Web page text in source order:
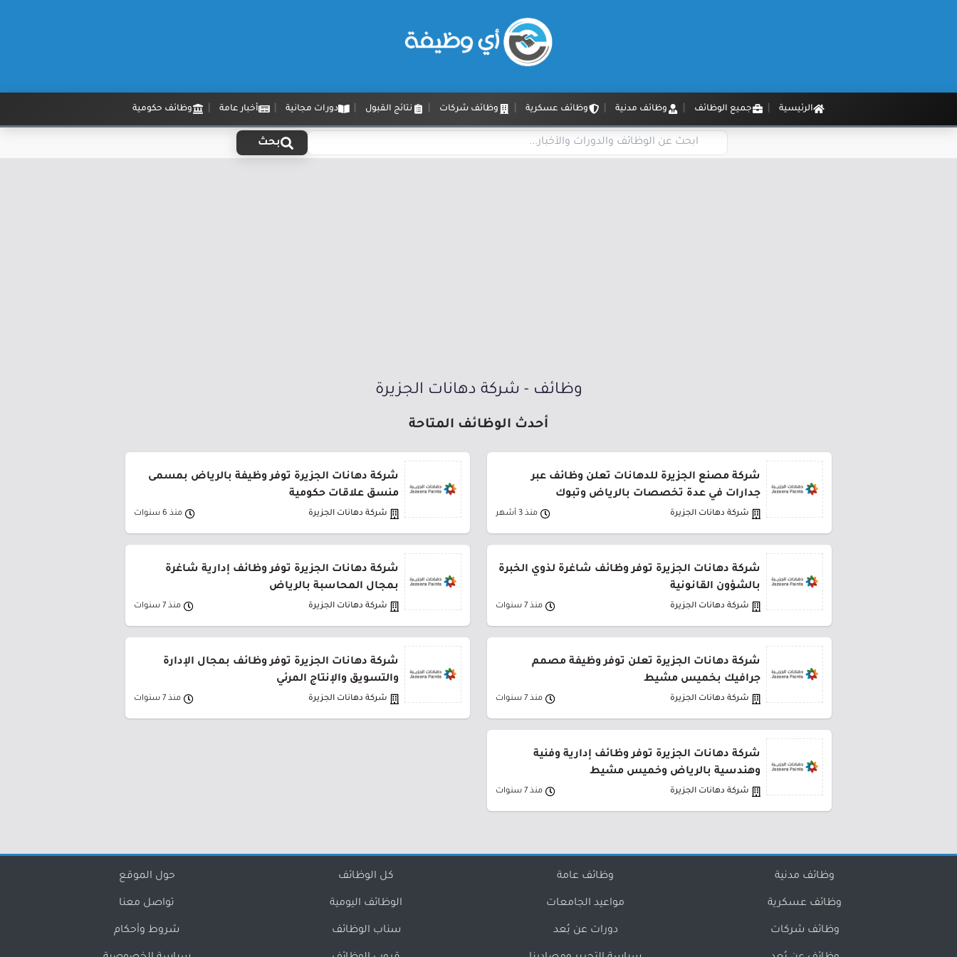
الرئيسية جميع الوظائف وظائف مدنية وظائف عسكرية وظائف شركات نتائج القبول دورات مجانية أخبار عامة وظائف حكومية
بحث
وظائف - شركة دهانات الجزيرة
أحدث الوظائف المتاحة
شركة مصنع الجزيرة للدهانات تعلن وظائف عبر
جدارات في عدة تخصصات بالرياض وتبوك
شركة دهانات الجزيرة منذ 3 أشهر
شركة دهانات الجزيرة توفر وظيفة بالرياض بمسمى
منسق علاقات حكومية
شركة دهانات الجزيرة منذ 6 سنوات
شركة دهانات الجزيرة توفر وظائف شاغرة لذوي الخبرة
بالشؤون القانونية
شركة دهانات الجزيرة منذ 7 سنوات
شركة دهانات الجزيرة توفر وظائف إدارية شاغرة
بمجال المحاسبة بالرياض
شركة دهانات الجزيرة منذ 7 سنوات
شركة دهانات الجزيرة تعلن توفر وظيفة مصمم
جرافيك بخميس مشيط
شركة دهانات الجزيرة منذ 7 سنوات
شركة دهانات الجزيرة توفر وظائف بمجال الإدارة
والتسويق والإنتاج المرئي
شركة دهانات الجزيرة منذ 7 سنوات
شركة دهانات الجزيرة توفر وظائف إدارية وفنية
وهندسية بالرياض وخميس مشيط
شركة دهانات الجزيرة منذ 7 سنوات
وظائف مدنية
وظائف عسكرية
وظائف شركات
وظائف عامة
مواعيد الجامعات
دورات عن بُعد
كل الوظائف
الوظائف اليومية
سناب الوظائف
حول الموقع
تواصل معنا
شروط وأحكام